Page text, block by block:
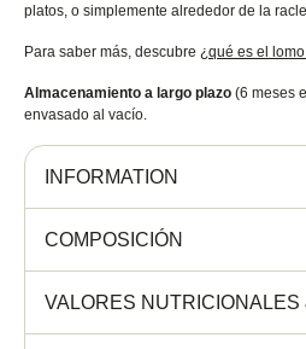
platos, o simplemente alrededor de la
Para saber más, descubre ¿qué es el
Almacenamiento a largo plazo (6 meses
envasado al vacío.
INFORMATION
COMPOSICIÓN
VALORES NUTRICIONALES